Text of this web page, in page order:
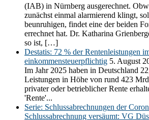
(IAB) in Nürnberg ausgerechnet.
zunächst einmal alarmierend klingt,
beunruhigen, findet eine der beiden
errechnet hat. Dr. Katharina
so ist, […]
Destatis: 72 % der Rentenleistungen
einkommensteuerpflichtig 5. August
Im Jahr 2025 haben in Deutschland
Leistungen in Höhe von rund 423
privater oder betrieblicher Rente
'Rente'...
Serie: Schlussabrechnungen der
Schlussabrechnung versäumt: VG